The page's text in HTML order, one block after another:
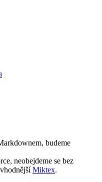
budeme
neobejdeme se bez
Miktex.